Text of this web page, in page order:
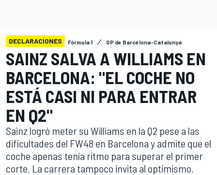
DECLARACIONES Fórmula 1 GP de Barcelona-Catalunya
SAINZ SALVA A WILLIAMS EN
BARCELONA: "EL COCHE NO
ESTÁ CASI NI PARA ENTRAR
EN Q2"
Sainz logró meter su Williams en la Q2 pese a las
dificultades del FW48 en Barcelona y admite que el
coche apenas tenía ritmo para superar el primer
corte. La carrera tampoco invita al optimismo.